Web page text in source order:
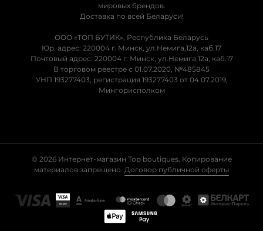
мировых брендов.
Доставка по всей Беларуси!
ООО «ТОП БУТИК», Республика Беларусь
Юр. адрес: 220004 г. Минск, ул.Немига,12а, каб.17
Почтовый адрес: 220004 г. Минск, ул.Немига,12а, каб.17
В торговом реестре с 01.07.2020, №485845
УНП 193277403, регистрация 193277403 от 04.07.2019,
Мингорисполком
© 2026 Интернет-магазин Top boutiques. Копирование
материалов запрещено. Договор публичной оферты